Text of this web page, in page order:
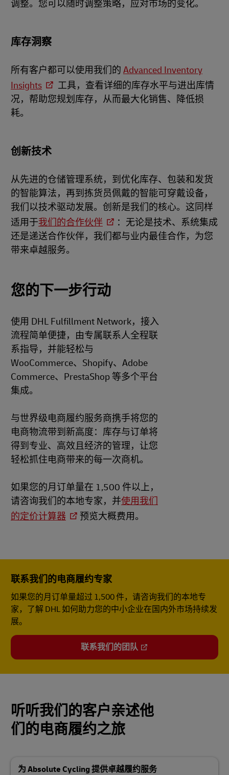
调整。您可以随时调整策略，应对市场的变化。
库存洞察
所有客户都可以使用我们的 Advanced Inventory
Insights
工具，查看详细的库存水平与进出库情
况，帮助您规划库存，从而最大化销售、降低损
耗。
创新技术
从先进的仓储管理系统，到优化库存、包装和发货
的智能算法，再到拣货员佩戴的智能可穿戴设备，
我们以技术驱动发展。创新是我们的核心。这同样
适用于我们的合作伙伴
：无论是技术、系统集成
还是递送合作伙伴，我们都与业内最佳合作，为您
带来卓越服务。
您的下一步行动
使用 DHL Fulfillment Network，接入
流程简单便捷，由专属联系人全程联
系指导，并能轻松与
WooCommerce、Shopify、Adobe
Commerce、PrestaShop 等多个平台
集成。
与世界级电商履约服务商携手将您的
电商物流带到新高度：库存与订单将
得到专业、高效且经济的管理，让您
轻松抓住电商带来的每一次商机。
如果您的月订单量在 1,500 件以上，
请咨询我们的本地专家，并使用我们
的定价计算器
预览大概费用。
联系我们的电商履约专家
如果您的月订单量超过 1,500 件，请咨询我们的本地专
家，了解 DHL 如何助力您的中小企业在国内外市场持续发
展。
联系我们的团队
听听我们的客户亲述他
们的电商履约之旅
为 Absolute Cycling 提供卓越履约服务